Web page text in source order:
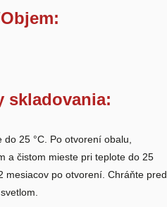
skladovania:
do 25 °C. Po otvorení obalu,
a čistom mieste pri teplote do 25
mesiacov po otvorení. Chráňte pred